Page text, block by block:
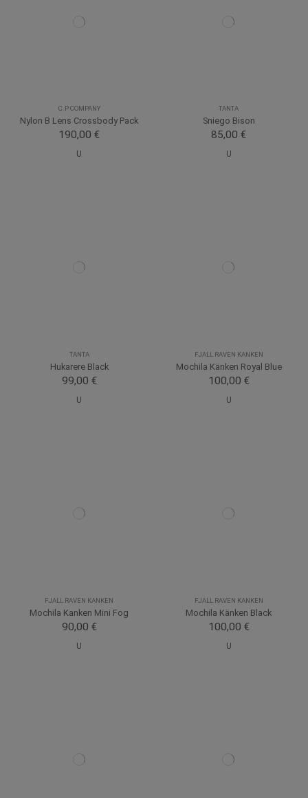
C.P COMPANY
Nylon B Lens Crossbody Pack
190,00 €
U
TANTA
Sniego Bison
85,00 €
U
TANTA
Hukarere Black
99,00 €
U
FJALL RAVEN KANKEN
Mochila Känken Royal Blue
100,00 €
U
FJALL RAVEN KANKEN
Mochila Kanken Mini Fog
90,00 €
U
FJALL RAVEN KANKEN
Mochila Känken Black
100,00 €
U